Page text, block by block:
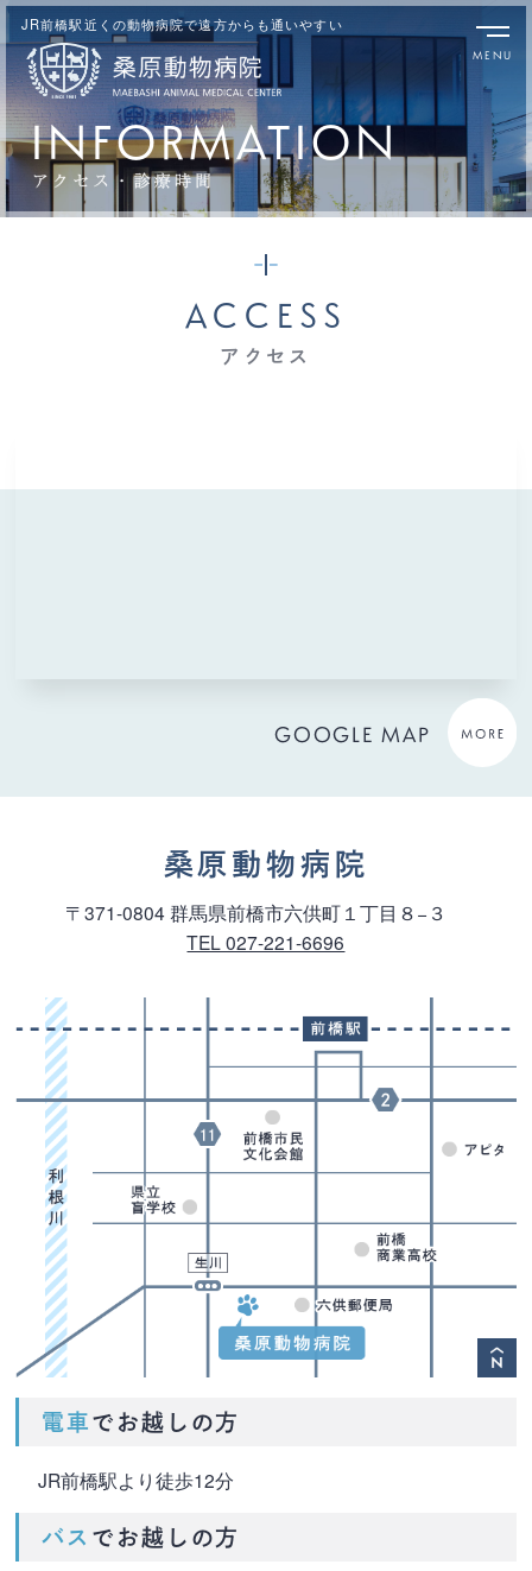
JR前橋駅近くの動物病院で遠方からも通いやすい
INFORMATION
ACCESS
アクセス
GOOGLE MAP
桑原動物病院
〒371-0804 群馬県前橋市六供町１丁目８−３
TEL 027-221-6696
電車 でお越しの方
JR前橋駅より徒歩12分
バス でお越しの方